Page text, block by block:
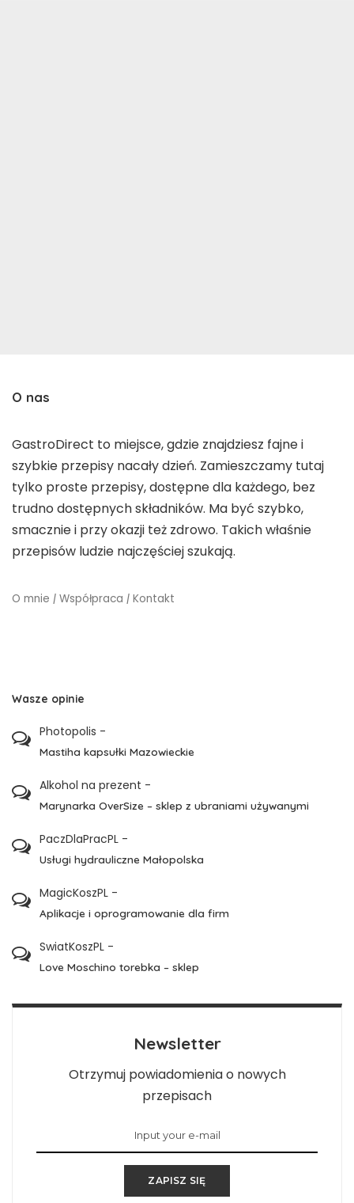
O nas
GastroDirect to miejsce, gdzie znajdziesz fajne i
szybkie przepisy nacały dzień. Zamieszczamy tutaj
tylko proste przepisy, dostępne dla każdego, bez
trudno dostępnych składników. Ma być szybko,
smacznie i przy okazji też zdrowo. Takich właśnie
przepisów ludzie najczęściej szukają.
O mnie | Współpraca | Kontakt
Wasze opinie
Photopolis -
Mastiha kapsułki Mazowieckie
Alkohol na prezent -
Marynarka OverSize – sklep z ubraniami używanymi
PaczDlaPracPL -
Usługi hydrauliczne Małopolska
MagicKoszPL -
Aplikacje i oprogramowanie dla firm
SwiatKoszPL -
Love Moschino torebka – sklep
Newsletter
Otrzymuj powiadomienia o nowych
przepisach
ZAPISZ SIĘ